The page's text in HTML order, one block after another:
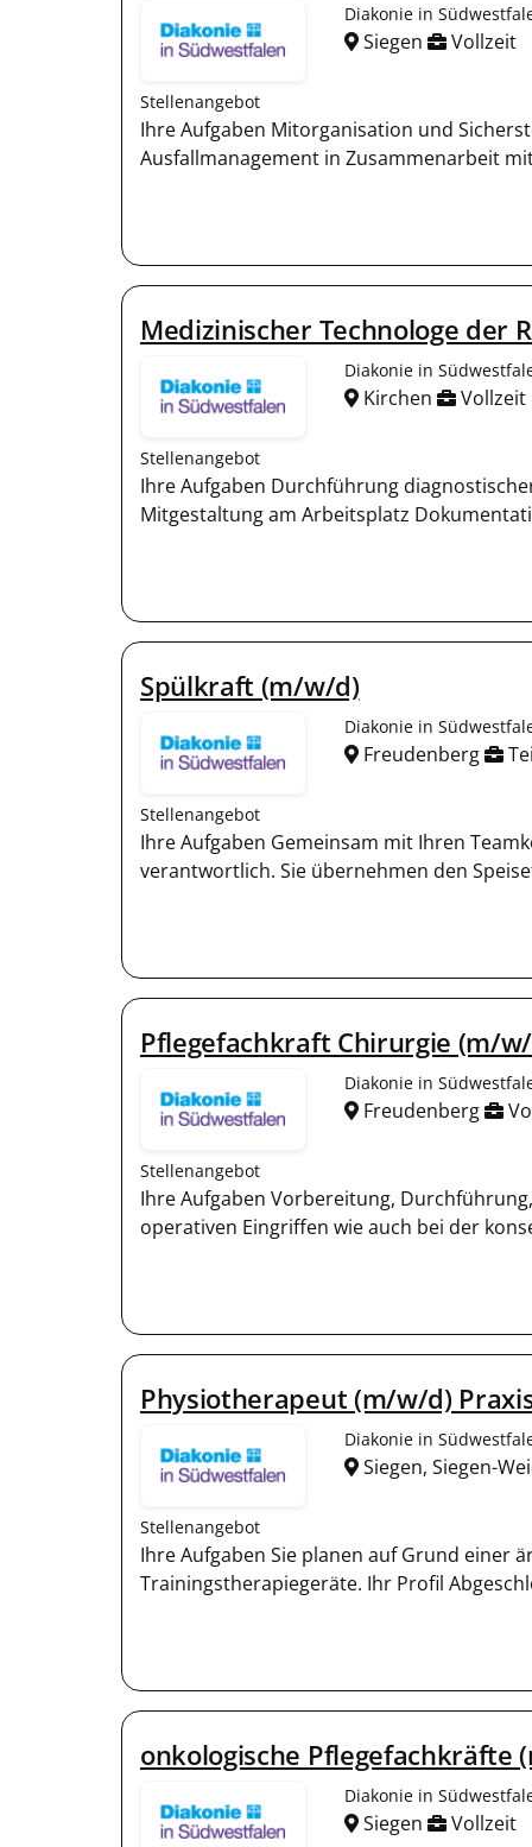
Diakonie in
Siegen Vollzeit
Stellenangebot
Ihre Aufgaben Mitorganisation und
Ausfallmanagement in Zusammenarbeit
Medizinischer Technologe der
Diakonie in
Kirchen Vollzeit
Stellenangebot
Ihre Aufgaben Durchführung
Mitgestaltung am Arbeitsplatz
Spülkraft (m/w/d)
Diakonie in
Freudenberg
Stellenangebot
Ihre Aufgaben Gemeinsam mit Ihren
verantwortlich. Sie übernehmen den
Pflegefachkraft Chirurgie (m/
Diakonie in
Freudenberg
Stellenangebot
Ihre Aufgaben Vorbereitung,
operativen Eingriffen wie auch bei der
Physiotherapeut (m/w/d)
Diakonie in
Siegen, Siegen-
Stellenangebot
Ihre Aufgaben Sie planen auf Grund einer
Trainingstherapiegeräte. Ihr Profil
onkologische Pflegefachkräfte
Diakonie in
Siegen Vollzeit